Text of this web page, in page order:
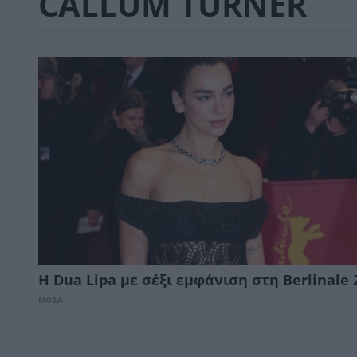
Η Dua Lipa με σέξι εμφάνιση στη Berlinale
ΜΟΔΑ